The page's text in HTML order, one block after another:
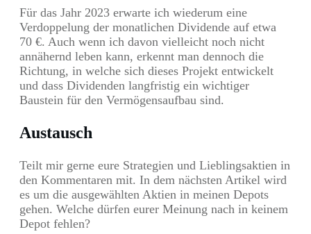
Für das Jahr 2023 erwarte ich wiederum eine
Verdoppelung der monatlichen Dividende auf etwa
70 €. Auch wenn ich davon vielleicht noch nicht
annähernd leben kann, erkennt man dennoch die
Richtung, in welche sich dieses Projekt entwickelt
und dass Dividenden langfristig ein wichtiger
Baustein für den Vermögensaufbau sind.
Austausch
Teilt mir gerne eure Strategien und Lieblingsaktien in
den Kommentaren mit. In dem nächsten Artikel wird
es um die ausgewählten Aktien in meinen Depots
gehen. Welche dürfen eurer Meinung nach in keinem
Depot fehlen?